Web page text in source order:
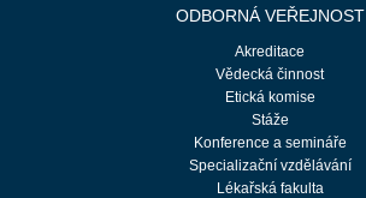
ODBORNÁ VEŘEJNOST
Akreditace
Vědecká činnost
Etická komise
Stáže
Konference a semináře
Specializační vzdělávání
Lékařská fakulta